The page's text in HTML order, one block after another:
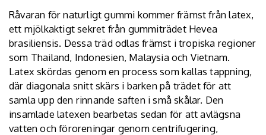
Råvaran för naturligt gummi kommer främst från latex,
ett mjölkaktigt sekret från gummiträdet Hevea
brasiliensis. Dessa träd odlas främst i tropiska regioner
som Thailand, Indonesien, Malaysia och Vietnam.
Latex skördas genom en process som kallas tappning,
där diagonala snitt skärs i barken på trädet för att
samla upp den rinnande saften i små skålar. Den
insamlade latexen bearbetas sedan för att avlägsna
vatten och föroreningar genom centrifugering,